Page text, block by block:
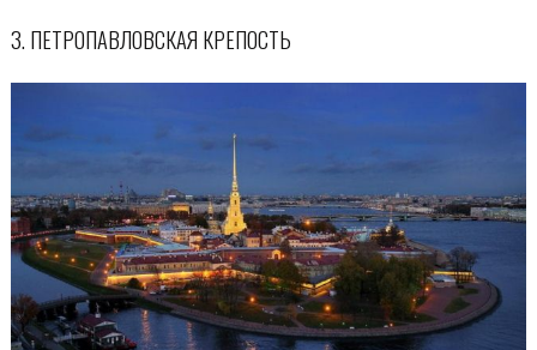
3. ПЕТРОПАВЛОВСКАЯ КРЕПОСТЬ